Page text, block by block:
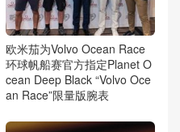
欧米茄为Volvo Ocean Race
环球帆船赛官方指定Planet O
cean Deep Black “Volvo Oce
an Race”限量版腕表